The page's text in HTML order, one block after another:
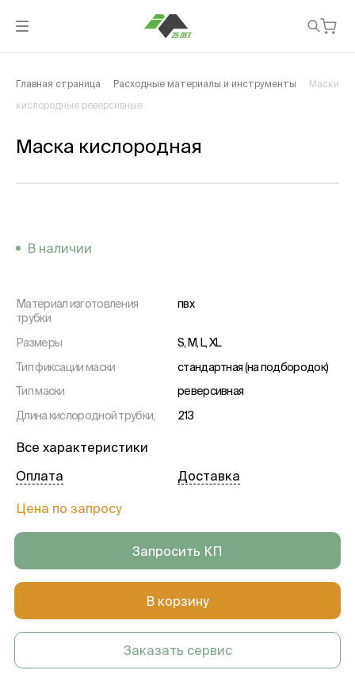
Главная страница Расходные материалы и инструменты Маски
кислородные реверсивные
Маска кислородная
В наличии
Материал изготовления
трубки
пвх
Размеры
S, M, L, XL
Тип фиксации маски
стандартная (на подбородок)
Тип маски
реверсивная
Длина кислородной трубки,
213
Наружный диаметр зубцов ,
мм
Все характеристики
Цена по запросу
Оплата Доставка
Запросить КП
В корзину
Заказать сервис